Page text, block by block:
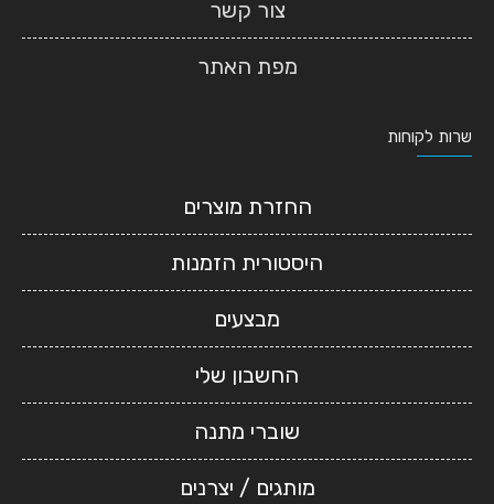
צור קשר
מפת האתר
שרות לקוחות
החזרת מוצרים
היסטורית הזמנות
מבצעים
החשבון שלי
שוברי מתנה
מותגים / יצרנים